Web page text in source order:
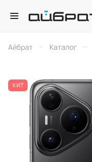
Айбрат – Каталог –
ХИТ